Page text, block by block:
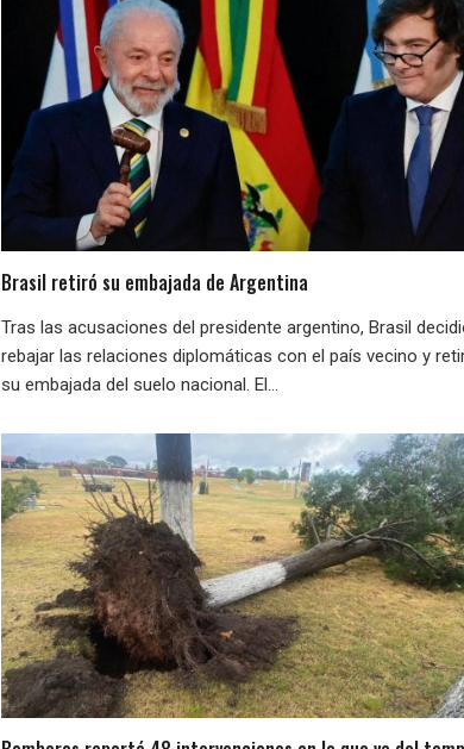
Brasil retiró su embajada de Argentina
Tras las acusaciones del presidente argentino, Brasil
rebajar las relaciones diplomáticas con el país vecino y
su embajada del suelo nacional. El...